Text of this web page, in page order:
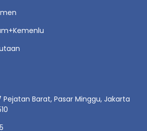
Pejatan Barat, Pasar Minggu, Jakarta